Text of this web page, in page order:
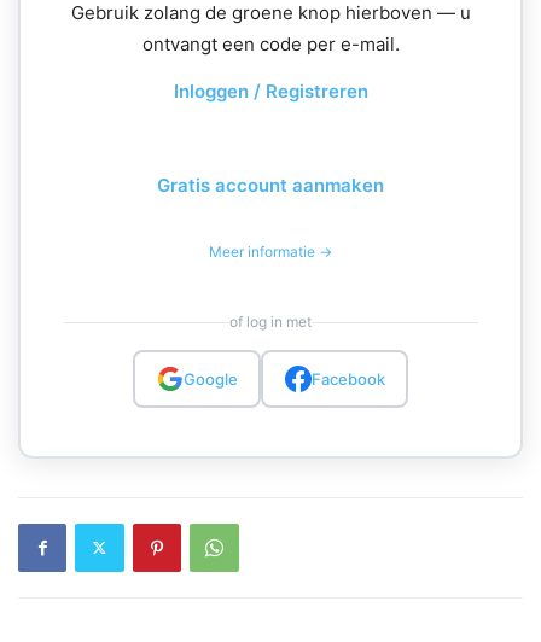
Gebruik zolang de groene knop hierboven — u
ontvangt een code per e-mail.
Inloggen / Registreren
Gratis account aanmaken
Meer informatie →
of log in met
Google Facebook